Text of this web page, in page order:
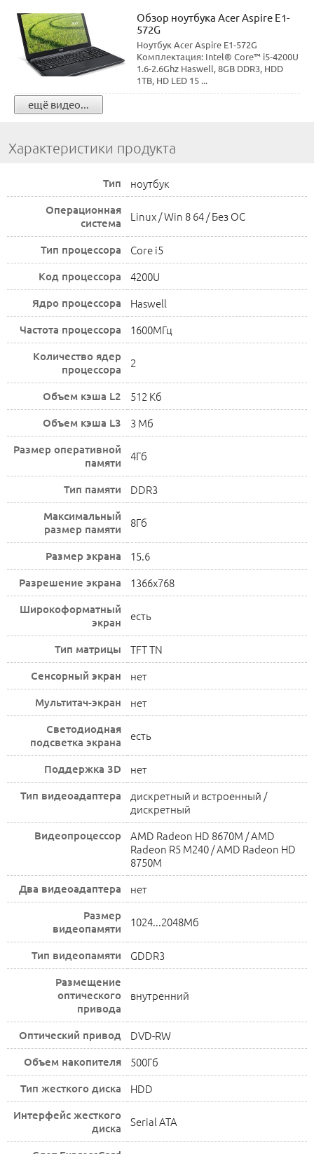
Обзор ноутбука Acer Aspire E1-
572G
Ноутбук Acer Aspire E1-572G
Комплектация: Intel® Core™ i5-4200U
1.6-2.6Ghz Haswell, 8GB DDR3, HDD
1TB, HD LED 15 ...
ещё видео...
Характеристики продукта
Тип ноутбук
Операционная
система
Linux / Win 8 64 / Без ОС
Тип процессора Core i5
Код процессора 4200U
Ядро процессора Haswell
Частота процессора 1600МГц
Количество ядер
процессора
2
Объем кэша L2 512 Кб
Объем кэша L3 3 Мб
Размер оперативной
памяти
4Гб
Тип памяти DDR3
Максимальный
размер памяти
8Гб
Размер экрана 15.6
Разрешение экрана 1366x768
Широкоформатный
экран
есть
Тип матрицы TFT TN
Сенсорный экран нет
Мультитач-экран нет
Светодиодная
подсветка экрана
есть
Поддержка 3D нет
Тип видеоадаптера
дискретный и встроенный /
дискретный
Видеопроцессор
AMD Radeon HD 8670M / AMD
Radeon R5 M240 / AMD Radeon HD
8750M
Два видеоадаптера нет
Размер
видеопамяти
1024...2048Мб
Тип видеопамяти GDDR3
Размещение
оптического
привода
внутренний
Оптический привод DVD-RW
Объем накопителя 500Гб
Тип жесткого диска HDD
Интерфейс жесткого
диска
Serial ATA